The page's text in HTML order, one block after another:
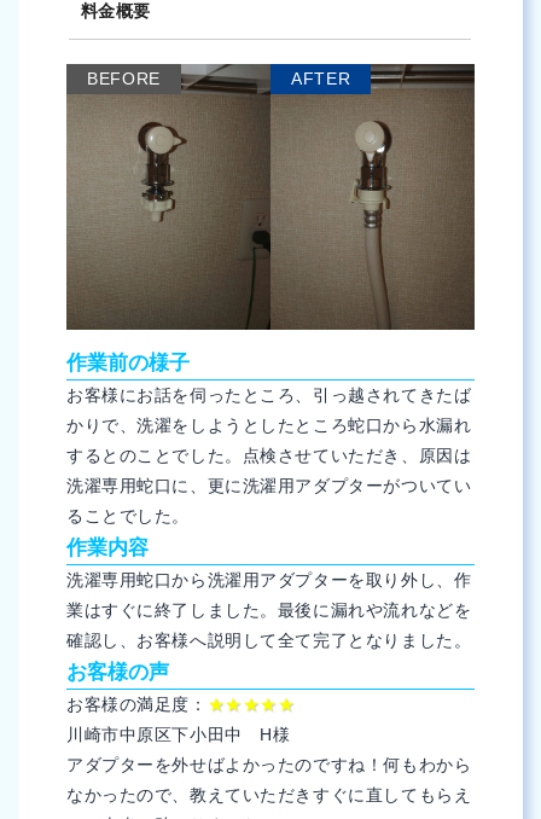
料金概要
BEFORE AFTER
作業前の様子
お客様にお話を伺ったところ、引っ越されてきたば
かりで、洗濯をしようとしたところ蛇口から水漏れ
するとのことでした。点検させていただき、原因は
洗濯専用蛇口に、更に洗濯用アダプターがついてい
ることでした。
作業内容
洗濯専用蛇口から洗濯用アダプターを取り外し、作
業はすぐに終了しました。最後に漏れや流れなどを
確認し、お客様へ説明して全て完了となりました。
お客様の声
お客様の満足度： ★★★★★
川崎市中原区下小田中 H様
アダプターを外せばよかったのですね！何もわから
なかったので、教えていただきすぐに直してもらえ